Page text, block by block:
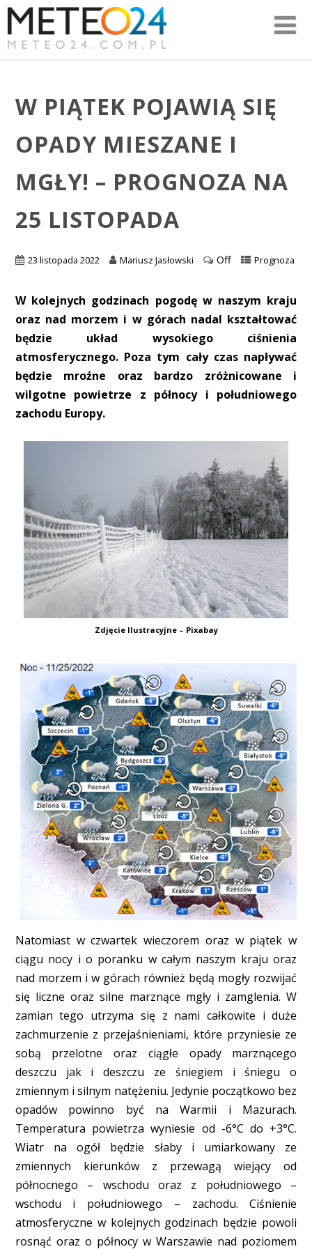
W PIĄTEK POJAWIĄ SIĘ
OPADY MIESZANE I
MGŁY! – PROGNOZA NA
25 LISTOPADA
23 listopada 2022 Mariusz Jasłowski Off Prognoza
W kolejnych godzinach pogodę w naszym kraju
oraz nad morzem i w górach nadal kształtować
będzie układ wysokiego ciśnienia
atmosferycznego. Poza tym cały czas napływać
będzie mroźne oraz bardzo zróżnicowane i
wilgotne powietrze z północy i południowego
zachodu Europy.
Zdjęcie Ilustracyjne – Pixabay
Natomiast w czwartek wieczorem oraz w piątek w
ciągu nocy i o poranku w całym naszym kraju oraz
nad morzem i w górach również będą mogły rozwijać
się liczne oraz silne marznące mgły i zamglenia. W
zamian tego utrzyma się z nami całkowite i duże
zachmurzenie z przejaśnieniami, które przyniesie ze
sobą przelotne oraz ciągłe opady marznącego
deszczu jak i deszczu ze śniegiem i śniegu o
zmiennym i silnym natężeniu. Jedynie początkowo bez
opadów powinno być na Warmii i Mazurach.
Temperatura powietrza wyniesie od -6°C do +3°C.
Wiatr na ogół będzie słaby i umiarkowany ze
zmiennych kierunków z przewagą wiejący od
północnego – wschodu oraz z południowego –
wschodu i południowego – zachodu. Ciśnienie
atmosferyczne w kolejnych godzinach będzie powoli
rosnąć oraz o północy w Warszawie nad poziomem